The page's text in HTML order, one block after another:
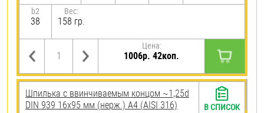
b2
38
Вес:
158 гр.
Цена:
1006р. 42коп.
Шпилька c ввинчиваемым концом ~1,25d
DIN 939 16х95 мм (нерж.) A4 (AISI 316)
В СПИСОК